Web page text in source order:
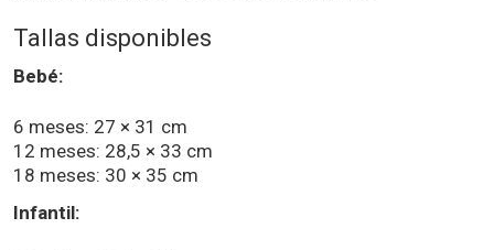
Tallas disponibles
Bebé:
6 meses: 27 × 31 cm
12 meses: 28,5 × 33 cm
18 meses: 30 × 35 cm
Infantil: